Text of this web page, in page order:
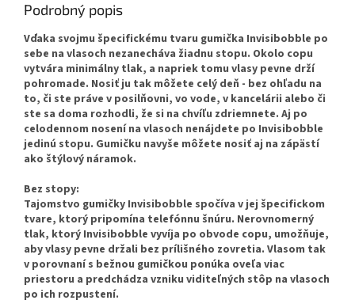
Podrobný popis
Vďaka svojmu špecifickému tvaru gumička Invisibobble po
sebe na vlasoch nezanecháva žiadnu stopu. Okolo copu
vytvára minimálny tlak, a napriek tomu vlasy pevne drží
pohromade. Nosiť ju tak môžete celý deň - bez ohľadu na
to, či ste práve v posilňovni, vo vode, v kancelárii alebo či
ste sa doma rozhodli, že si na chvíľu zdriemnete. Aj po
celodennom nosení na vlasoch nenájdete po Invisibobble
jedinú stopu. Gumičku navyše môžete nosiť aj na zápästí
ako štýlový náramok.
Bez stopy:
Tajomstvo gumičky Invisibobble spočíva v jej špecifickom
tvare, ktorý pripomína telefónnu šnúru. Nerovnomerný
tlak, ktorý Invisibobble vyvíja po obvode copu, umožňuje,
aby vlasy pevne držali bez prílišného zovretia. Vlasom tak
v porovnaní s bežnou gumičkou ponúka oveľa viac
priestoru a predchádza vzniku viditeľných stôp na vlasoch
po ich rozpustení.